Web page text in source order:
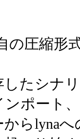
の圧縮形
したシナ
ンポート
らlyna